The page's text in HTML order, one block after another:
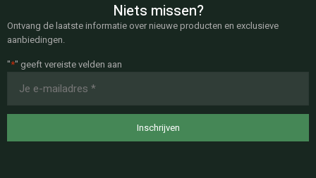
Niets missen?
Ontvang de laatste informatie over nieuwe producten en exclusieve
aanbiedingen.
"*" geeft vereiste velden aan
mailadres*
Inschrijven